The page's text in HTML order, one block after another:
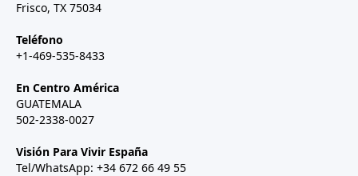
Frisco, TX 75034
Teléfono
+1-469-535-8433
En Centro América
GUATEMALA
502-2338-0027
Visión Para Vivir España
Tel/WhatsApp: +34 672 66 49 55